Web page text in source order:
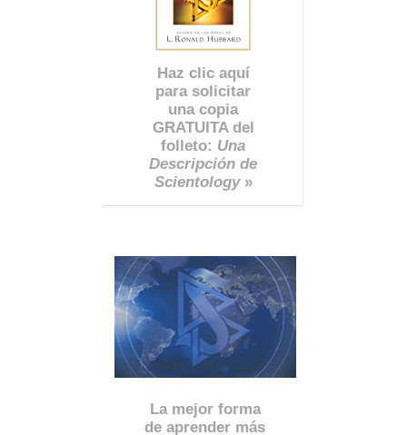
Haz clic aquí
para solicitar
una copia
GRATUITA del
folleto: Una
Descripción de
Scientology»
La mejor forma
de aprender más